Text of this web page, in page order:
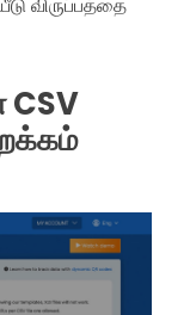
விருப்பத்தை
CSV